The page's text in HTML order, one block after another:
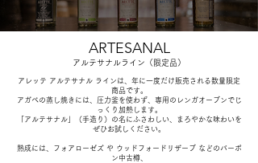
ARTESANAL
アルテサナルライン（限定品）
アレッテ アルテサナル ラインは、年に一度だけ販売される数量限定
商品です。
アガベの蒸し焼きには、圧力釜を使わず、専用のレンガオーブンでじ
っくり加熱します。
「アルテサナル」（手造り）の名にふさわしい、まろやかな味わいを
ぜひお試しください。
熟成には、フォアローゼズ や ウッドフォードリザーブ などのバーボ
ン中古樽、